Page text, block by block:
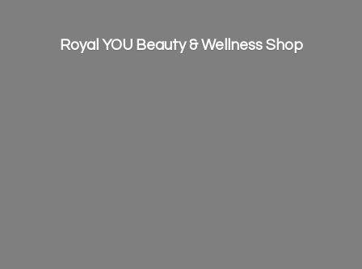
Royal YOU Beauty &Wellness Shop